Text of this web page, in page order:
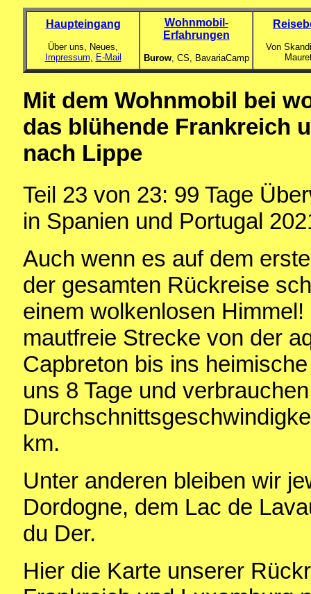
Haupteingang
Über uns, Neues,
Impressum, E-Mail
Wohnmobil-
Erfahrungen
Burow, CS, BavariaCamp
Von
Mit dem Wohnmobil bei
das blühende Frankreich
nach Lippe
Teil 23 von 23: 99 Tage
in Spanien und Portugal
Auch wenn es auf dem
der gesamten Rückreise
einem wolkenlosen
mautfreie Strecke von der
Capbreton bis ins
uns 8 Tage und
km.
Unter anderen bleiben wir
Dordogne, dem Lac de
du Der.
Hier die Karte unserer